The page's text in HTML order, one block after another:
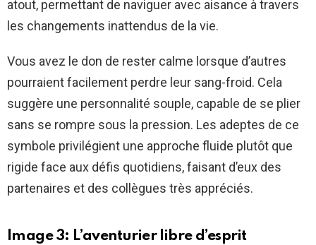
atout, permettant de naviguer avec aisance à travers
les changements inattendus de la vie.
Vous avez le don de rester calme lorsque d’autres
pourraient facilement perdre leur sang-froid. Cela
suggère une personnalité souple, capable de se plier
sans se rompre sous la pression. Les adeptes de ce
symbole privilégient une approche fluide plutôt que
rigide face aux défis quotidiens, faisant d’eux des
partenaires et des collègues très appréciés.
Image 3: L’aventurier libre d’esprit